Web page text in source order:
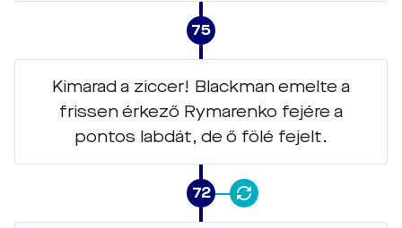
75
Kimarad a ziccer! Blackman emelte a
frissen érkező Rymarenko fejére a
pontos labdát, de ő fölé fejelt.
72